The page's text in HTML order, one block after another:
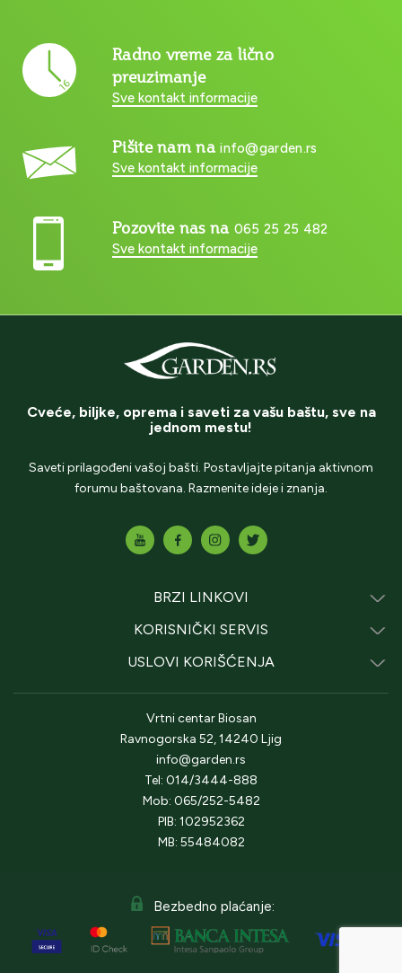
Radno vreme za lično
preuzimanje
Sve kontakt informacije
Pišite nam nainfo@garden.rs
Sve kontakt informacije
Pozovite nas na 065 25 25 482
Sve kontakt informacije
Cveće, biljke, oprema i saveti za vašu baštu, sve na
jednom mestu!
Saveti prilagođeni vašoj bašti. Postavljajte pitanja aktivnom
forumu baštovana. Razmenite ideje i znanja.
BRZI LINKOVI
KORISNIČKI SERVIS
USLOVI KORIŠĆENJA
Vrtni centar Biosan
Ravnogorska 52, 14240 Ljig
info@garden.rs
Tel: 014/3444-888
Mob: 065/252-5482
PIB: 102952362
MB: 55484082
Bezbedno plaćanje: